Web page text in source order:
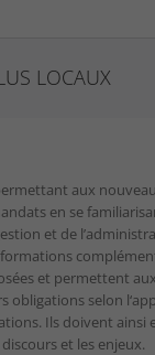
LOCAUX
aux
en se
et de
et permettent
obligations selon
Ils doivent ainsi
et les enjeux.